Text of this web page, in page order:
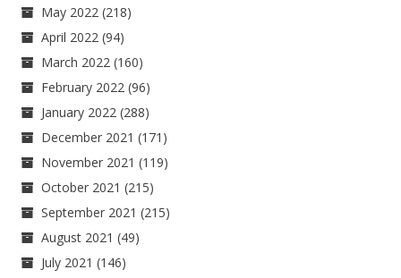
May 2022 (218)
April 2022 (94)
March 2022 (160)
February 2022 (96)
January 2022 (288)
December 2021 (171)
November 2021 (119)
October 2021 (215)
September 2021 (215)
August 2021 (49)
July 2021 (146)